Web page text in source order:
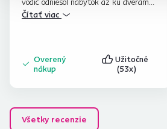
☺️ spokojnosť veľmi.
Čítať viac
Overený
nákup
Užitočné
(53x)
Všetky recenzie